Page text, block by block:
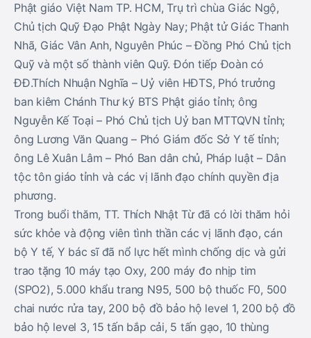
Phật giáo Việt Nam TP. HCM, Trụ trì chùa Giác Ngộ,
Chủ tịch Quỹ Đạo Phật Ngày Nay; Phật tử Giác Thanh
Nhã, Giác Vân Anh, Nguyên Phúc – Đồng Phó Chủ tịch
Quỹ và một số thành viên Quỹ. Đón tiếp Đoàn có
ĐĐ.Thích Nhuận Nghĩa – Uỷ viên HĐTS, Phó trưởng
ban kiêm Chánh Thư ký BTS Phật giáo tỉnh; ông
Nguyễn Kế Toại – Phó Chủ tịch Uỷ ban MTTQVN tỉnh;
ông Lương Văn Quang – Phó Giám đốc Sở Y tế tỉnh;
ông Lê Xuân Lâm – Phó Ban dân chủ, Pháp luật – Dân
tộc tôn giáo tỉnh và các vị lãnh đạo chính quyền địa
phương.
Trong buổi thăm, TT. Thích Nhật Từ đã có lời thăm hỏi
sức khỏe và động viên tình thần các vị lãnh đạo, cán
bộ Y tế, Y bác sĩ đã nổ lực hết mình chống dịc và gửi
trao tặng 10 máy tạo Oxy, 200 máy đo nhịp tim
(SPO2), 5.000 khẩu trang N95, 500 bộ thuốc F0, 500
chai nước rửa tay, 200 bộ đồ bảo hộ level 1, 200 bộ đồ
bảo hộ level 3, 15 tấn bắp cải, 5 tấn gạo, 10 thùng